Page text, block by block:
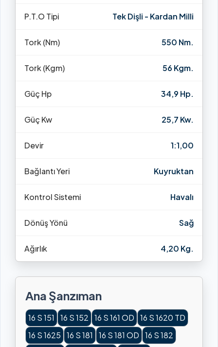
P.T.O Tipi Tek Dişli - Kardan Milli
Tork (Nm) 550 Nm.
Tork (Kgm) 56 Kgm.
Güç Hp 34,9 Hp.
Güç Kw 25,7 Kw.
Devir 1:1,00
Bağlantı Yeri Kuyruktan
Kontrol Sistemi Havalı
Dönüş Yönü Sağ
Ağırlık 4,20 Kg.
Ana Şanzıman
16 S 151 16 S 152 16 S 161 OD
16 S 1620 TD
16 S 1625
16 S 181 16 S 181 OD
16 S 182